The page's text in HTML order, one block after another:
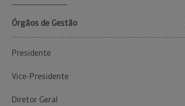
Órgãos de Gestão
Presidente
Vice-Presidente
Diretor Geral